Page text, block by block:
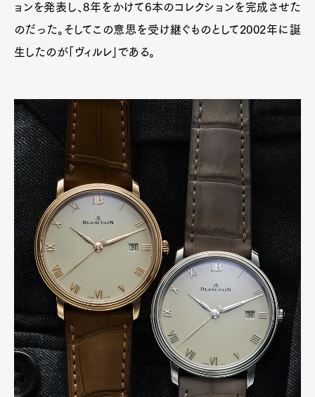
ョンを発表し、8年をかけて6本のコレクションを完成させた
のだった。そしてこの意思を受け継ぐものとして2002年に誕
生したのが「ヴィルレ」である。